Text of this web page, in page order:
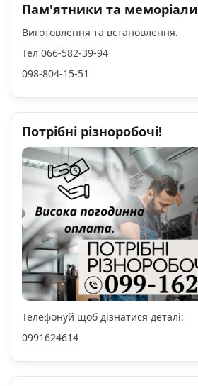
Пам'ятники та меморіали
Виготовлення та встановлення.
Тел 066-582-39-94
098-804-15-51
Потрібні різноробочі!
Телефонуй щоб дізнатися деталі:
0991624614